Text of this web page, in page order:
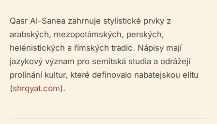
Qasr Al-Sanea zahrnuje stylistické prvky z
arabských, mezopotámských, perských,
helénistických a římských tradic. Nápisy mají
jazykový význam pro semitská studia a odrážejí
prolínání kultur, které definovalo nabatejskou elitu
(shrqyat.com).